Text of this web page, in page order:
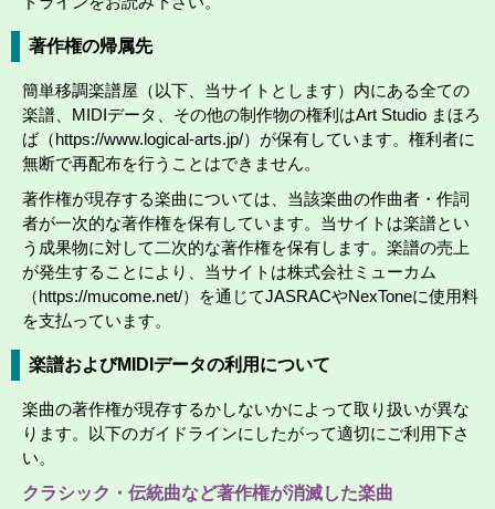
著作権の帰属先
簡単移調楽譜屋（以下、当サイトとします）内にある全ての
楽譜、MIDIデータ、その他の制作物の権利はArt Studio まほろ
ば（https://www.logical-arts.jp/）が保有しています。権利者に
無断で再配布を行うことはできません。
著作権が現存する楽曲については、当該楽曲の作曲者・作詞
者が一次的な著作権を保有しています。当サイトは楽譜とい
う成果物に対して二次的な著作権を保有します。楽譜の売上
が発生することにより、当サイトは株式会社ミューカム
（https://mucome.net/）を通じてJASRACやNexToneに使用料
を支払っています。
楽譜およびMIDIデータの利用について
楽曲の著作権が現存するかしないかによって取り扱いが異な
ります。以下のガイドラインにしたがって適切にご利用下さ
い。
クラシック・伝統曲など著作権が消滅した楽曲